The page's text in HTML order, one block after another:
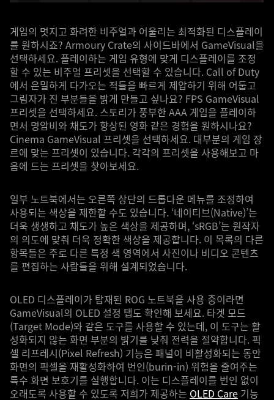
게임의 멋지고 화려한 비주얼과 어울리는 최적화된 디스플레이
를 원하시죠? Armoury Crate의 사이드바에서 GameVisual을
선택하세요. 플레이하는 게임 유형에 맞게 디스플레이를 조정
할 수 있는 비주얼 프리셋을 선택할 수 있습니다. Call of Duty
에서 은밀하게 다가오는 적들을 빠르게 제압하기 위해 어둡고
그림자가 진 부분들을 밝게 만들고 싶나요? FPS GameVisual
프리셋을 선택하세요. 스토리가 풍부한 AAA 게임을 플레이하
면서 명암비와 채도가 향상된 영화 같은 경험을 원하시나요?
Cinema GameVisual 프리셋을 선택하세요. 대부분의 게임 장
르에 맞는 프리셋이 있습니다. 각각의 프리셋을 사용해보고 마
음에 드는 프리셋을 찾아보세요.
일부 노트북에서는 오른쪽 상단의 드롭다운 메뉴를 조정하여
사용되는 색상을 제한할 수도 있습니다. ‘네이티브(Native)’는
더욱 생생하고 채도가 높은 색상을 제공하며, ‘sRGB’는 원작자
의 의도에 맞춰 더욱 정확한 색상을 제공합니다. 이 목록의 다른
항목들은 주로 다른 특정 색 영역에서 사진이나 비디오 콘텐츠
를 편집하는 사람들을 위해 설계되었습니다.
OLED 디스플레이가 탑재된 ROG 노트북을 사용 중이라면
GameVisual의 OLED 설정 탭도 확인해 보세요. 타겟 모드
(Target Mode)와 같은 도구를 사용할 수 있는데, 이 도구는 활
성화되지 않는 화면 부분의 밝기를 낮춰 전력을 절약합니다. 픽
셀 리프레시(Pixel Refresh) 기능은 패널이 비활성화되는 동안
화면의 픽셀을 재활성화하여 번인(burin-in) 위험을 줄여주는
특수 화면 보호기를 실행합니다. 이는 디스플레이를 번인 없이
오래도록 사용할 수 있도록 저희가 제공하는 OLED Care 기능